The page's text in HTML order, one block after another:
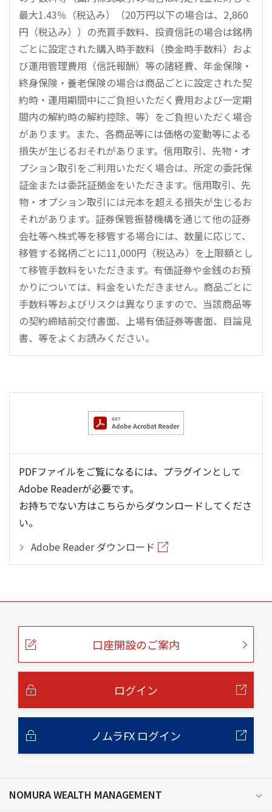
最大1.43％（税込み）（20万円以下の場合は、2,860
円（税込み））の売買手数料、投資信託の場合は銘柄
ごとに設定された購入時手数料（換金時手数料）およ
び運用管理費用（信託報酬）等の諸経費、年金保険・
終身保険・養老保険の場合は商品ごとに設定された契
約時・運用期間中にご負担いただく費用および一定期
間内の解約時の解約控除、等）をご負担いただく場合
があります。また、各商品等には価格の変動等による
損失が生じるおそれがあります。信用取引、先物・オ
プション取引をご利用いただく場合は、所定の委託保
証金または委託証拠金をいただきます。信用取引、先
物・オプション取引には元本を超える損失が生じるお
それがあります。証券保管振替機構を通じて他の証券
会社等へ株式等を移管する場合には、数量に応じて、
移管する銘柄ごとに11,000円（税込み）を上限額とし
て移管手数料をいただきます。有価証券や金銭のお預
かりについては、料金をいただきません。商品ごとに
手数料等およびリスクは異なりますので、当該商品等
の契約締結前交付書面、上場有価証券等書面、目論見
書、等をよくお読みください。
PDFファイルをご覧になるには、プラグインとして
Adobe Readerが必要です。
お持ちでない方はこちらからダウンロードしてくださ
い。
Adobe Reader ダウンロード
こ
口座開設のご案内
ログイン
ノムラFX ログイン
NOMURA WEALTH MANAGEMENT